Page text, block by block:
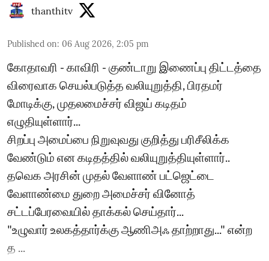
thanthitv
Published on: 06 Aug 2026, 2:05 pm
கோதாவரி - காவிரி - குண்டாறு இணைப்பு திட்டத்தை
விரைவாக செயல்படுத்த வலியுறுத்தி, பிரதமர்
மோடிக்கு, முதலமைச்சர் விஜய் கடிதம்
எழுதியுள்ளார்...
சிறப்பு அமைப்பை நிறுவுவது குறித்து பரிசீலிக்க
வேண்டும் என கடிதத்தில் வலியுறுத்தியுள்ளார்..
தவெக அரசின் முதல் வேளாண் பட்ஜெட்டை
வேளாண்மை துறை அமைச்சர் வினோத்
சட்டப்பேரவையில் தாக்கல் செய்தார்...
"உழுவார் உலகத்தார்க்கு ஆணிஅஃ தாற்றாது..." என்ற
த ...